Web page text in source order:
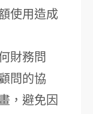
使用造成
財務問
問的協
，避免因